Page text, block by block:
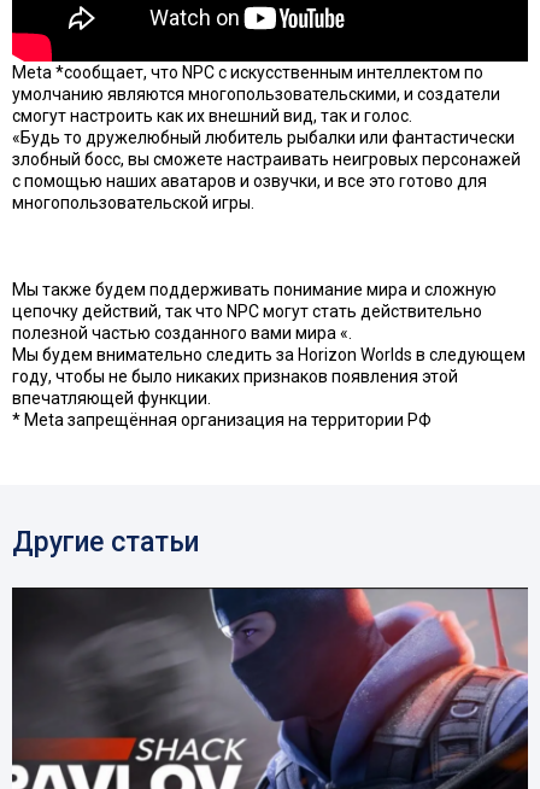
Meta *сообщает, что NPC с искусственным интеллектом по
умолчанию являются многопользовательскими, и создатели
смогут настроить как их внешний вид, так и голос.
«Будь то дружелюбный любитель рыбалки или фантастически
злобный босс, вы сможете настраивать неигровых персонажей
с помощью наших аватаров и озвучки, и все это готово для
многопользовательской игры.
Мы также будем поддерживать понимание мира и сложную
цепочку действий, так что NPC могут стать действительно
полезной частью созданного вами мира «.
Мы будем внимательно следить за Horizon Worlds в следующем
году, чтобы не было никаких признаков появления этой
впечатляющей функции.
* Meta запрещённая организация на территории РФ
Другие статьи